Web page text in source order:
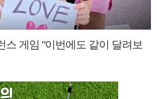
스 게임 "이번에도 같이 달려보